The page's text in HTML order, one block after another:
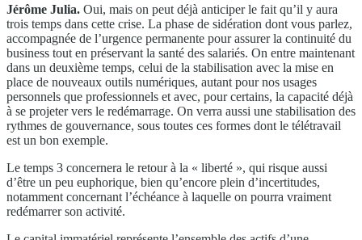
Jérôme Julia. Oui, mais on peut déjà anticiper le fait qu’il y aura
trois temps dans cette crise. La phase de sidération dont vous parlez,
accompagnée de l’urgence permanente pour assurer la continuité du
business tout en préservant la santé des salariés. On entre maintenant
dans un deuxième temps, celui de la stabilisation avec la mise en
place de nouveaux outils numériques, autant pour nos usages
personnels que professionnels et avec, pour certains, la capacité déjà
à se projeter vers le redémarrage. On verra aussi une stabilisation des
rythmes de gouvernance, sous toutes ces formes dont le télétravail
est un bon exemple.
Le temps 3 concernera le retour à la « liberté », qui risque aussi
d’être un peu euphorique, bien qu’encore plein d’incertitudes,
notamment concernant l’échéance à laquelle on pourra vraiment
redémarrer son activité.